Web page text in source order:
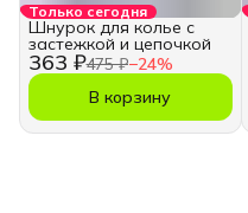
Только сегодня
363 ₽475 ₽−24%
Шнурок для колье с
застежкой и цепочкой
В корзину